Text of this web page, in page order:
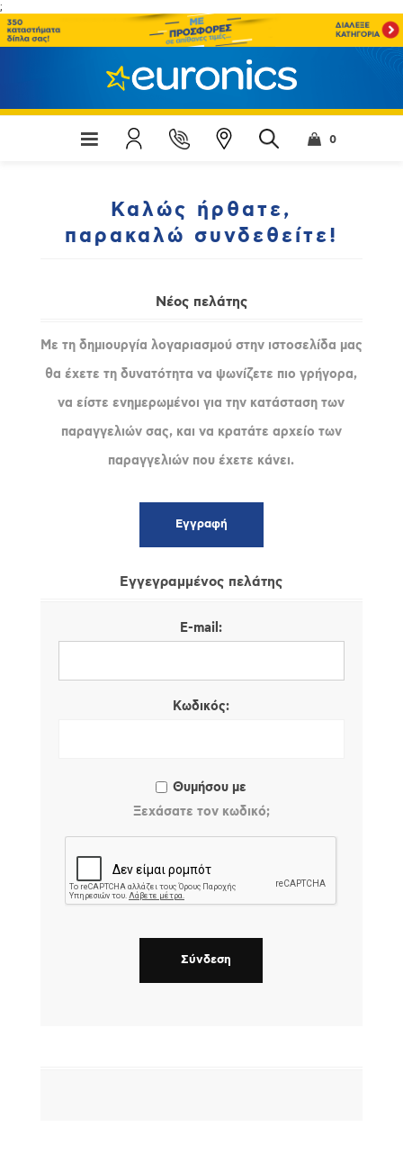
;
0
Καλώς ήρθατε,
παρακαλώ συνδεθείτε!
Νέος πελάτης
Με τη δημιουργία λογαριασμού στην ιστοσελίδα μας
θα έχετε τη δυνατότητα να ψωνίζετε πιο γρήγορα,
να είστε ενημερωμένοι για την κατάσταση των
παραγγελιών σας, και να κρατάτε αρχείο των
παραγγελιών που έχετε κάνει.
Εγγεγραμμένος πελάτης
E-mail:
Κωδικός:
Θυμήσου με
Ξεχάσατε τον κωδικό;